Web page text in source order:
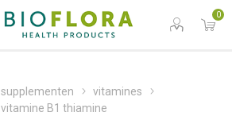
0
supplementen
vitamines
vitamine B1 thiamine